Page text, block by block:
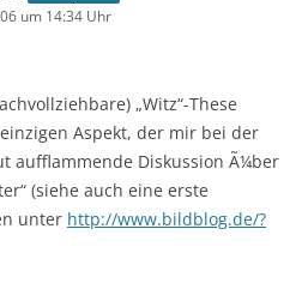
um 14:34 Uhr
„Witz“-These
Aspekt, der mir bei der
aufflammende Diskussion Ã¼ber
(siehe auch eine erste
unter http://www.bildblog.de/?